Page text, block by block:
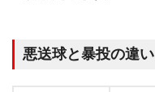
悪送球と暴投の違い